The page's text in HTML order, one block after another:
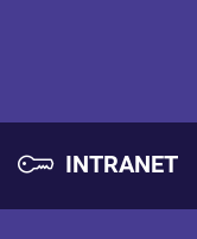
INTRANET